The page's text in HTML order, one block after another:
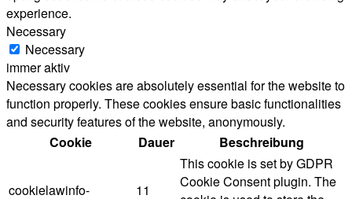
experience.
Necessary
Necessary
immer aktiv
Necessary cookies are absolutely essential for the website to
function properly. These cookies ensure basic functionalities
and security features of the website, anonymously.
Cookie
Dauer Beschreibung
cookielawinfo-
11
This cookie is set by GDPR
Cookie Consent plugin. The